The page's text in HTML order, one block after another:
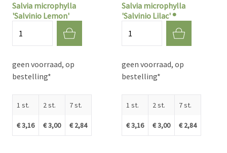
Salvia microphylla
'Salvinio Lemon'
geen voorraad, op
bestelling*
1 st.
€ 3,16
2 st.
€ 3,00
7 st.
€ 2,84
Salvia microphylla
'Salvinio Lilac' ®
geen voorraad, op
bestelling*
1 st.
€ 3,16
2 st.
€ 3,00
7 st.
€ 2,84